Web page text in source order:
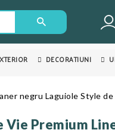
DECORATIUNI
negru Laguiole Style de
Premium